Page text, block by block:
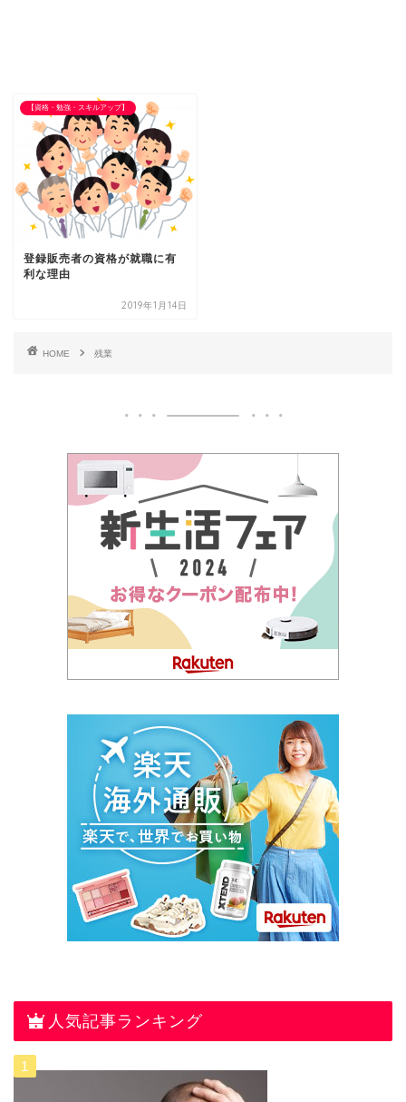
【資格・勉強・スキルアップ】
登録販売者の資格が就職に有
利な理由
2019年1月14日
HOME 残業
人気記事ランキング